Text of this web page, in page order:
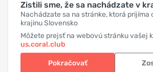
Zistili sme, že sa nachádzate v
Nachádzate sa na stránke, ktorá prijíma
krajinu Slovensko
Môžete prejsť na webovú stránku vašej
us.coral.club
Pokračovať